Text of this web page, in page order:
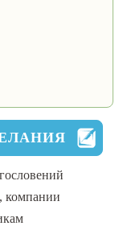
компании